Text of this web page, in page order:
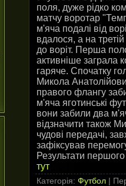
поля, дуже рідко
матчу воротар
м'яча подалі від
вдалося, а на
до воріт. Перша
активніше заграла
гаряче. Спочатку
Микола
правого флангу
м'яча яготинські
вони забили два
відзначити також
чудові передачі,
зафіксував
Результати
тут
Категорія: Футбол |